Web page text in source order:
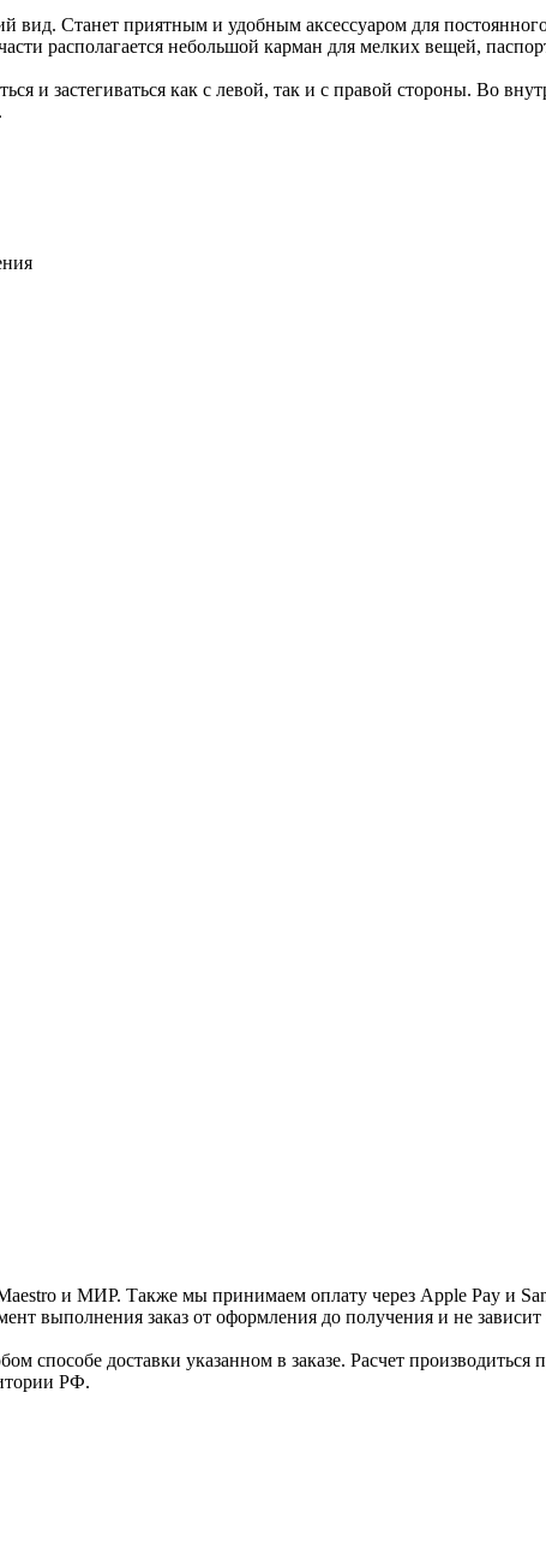
вид. Станет приятным и удобным аксессуаром для
располагается небольшой карман для мелких вещей,
и застегиваться как с левой, так и с правой стороны. Во
и МИР. Также мы принимаем оплату через Apple Pay и
выполнения заказ от оформления до получения и не зависит
способе доставки указанном в заказе. Расчет производиться
РФ.